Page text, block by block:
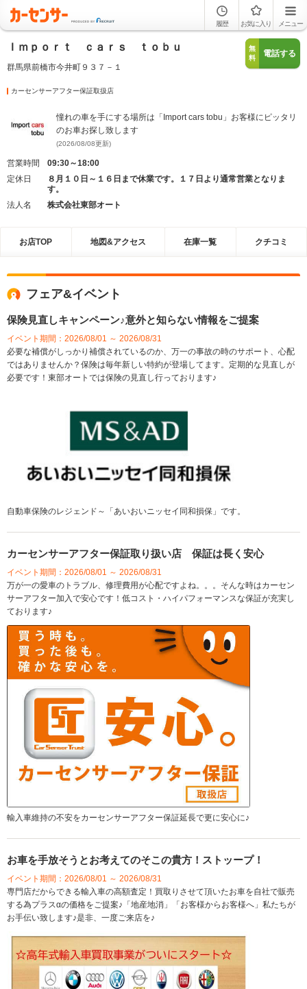
履歴 お気に入り メニュー
Ｉｍｐｏｒｔ ｃａｒｓ ｔｏｂｕ
群馬県前橋市今井町９３７－１
無
料
電話する
カーセンサーアフター保証取扱店
憧れの車を手にする場所は「Import cars tobu」お客様にピッタリ
のお車お探し致します
(2026/08/08更新)
営業時間
09:30～18:00
定休日
８月１０日～１６日まで休業です。１７日より通常営業となりま
す。
法人名
株式会社東部オート
お店TOP 地図&アクセス 在庫一覧 クチコミ
フェア&イベント
保険見直しキャンペーン♪意外と知らない情報をご提案
イベント期間：2026/08/01 ～ 2026/08/31
必要な補償がしっかり補償されているのか、万一の事故の時のサポート、心配
ではありませんか？保険は毎年新しい特約が登場してます。定期的な見直しが
必要です！東部オートでは保険の見直し行っております♪
自動車保険のレジェンド～「あいおいニッセイ同和損保」です。
カーセンサーアフター保証取り扱い店 保証は長く安心
イベント期間：2026/08/01 ～ 2026/08/31
万が一の愛車のトラブル、修理費用が心配ですよね。。。そんな時はカーセン
サーアフター加入で安心です！低コスト・ハイパフォーマンスな保証が充実し
ております♪
輸入車維持の不安をカーセンサーアフター保証延長で更に安心に♪
お車を手放そうとお考えてのそこの貴方！ストッープ！
イベント期間：2026/08/01 ～ 2026/08/31
専門店だからできる輸入車の高額査定！買取りさせて頂いたお車を自社で販売
する為プラスαの価格をご提案♪「地産地消」「お客様からお客様へ」私たちが
お手伝い致します♪是非、一度ご来店を♪